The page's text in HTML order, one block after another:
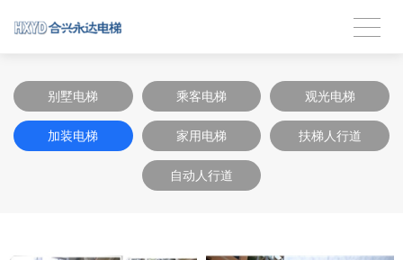
别墅电梯 乘客电梯 观光电梯
加装电梯 家用电梯 扶梯人行道
自动人行道